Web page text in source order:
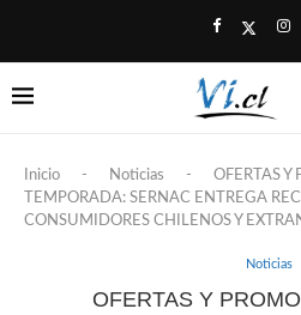
Inicio - Noticias -
OFERTAS Y
TEMPORADA: SERNAC ENTREGA
CONSUMIDORES CHILENOS Y
Noticias
OFERTAS Y